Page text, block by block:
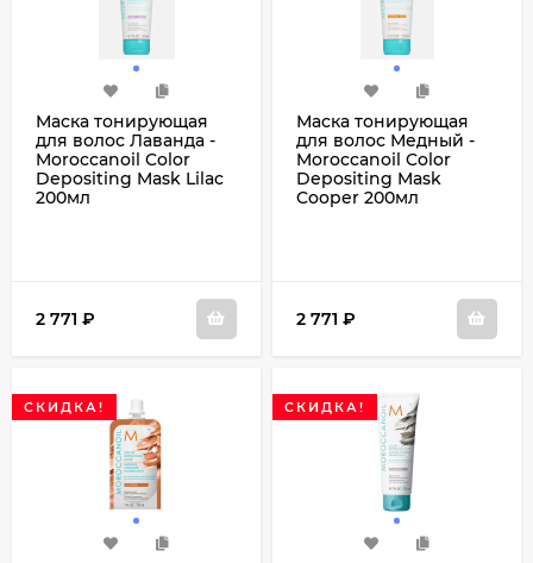
Маска тонирующая
для волос Лаванда -
Moroccanoil Color
Depositing Mask Lilac
200мл
2 771 ₽
Маска тонирующая
для волос Медный -
Moroccanoil Color
Depositing Mask
Cooper 200мл
2 771 ₽
СКИДКА! СКИДКА!